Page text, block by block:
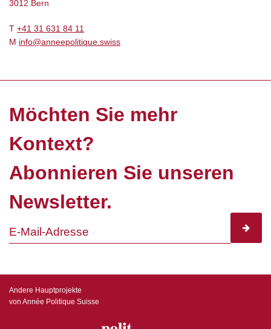
3012 Bern
T +41 31 631 84 11
M info@anneepolitique.swiss
Möchten Sie mehr
Kontext?
Abonnieren Sie unseren
Newsletter.
Andere Hauptprojekte
von Année Politique Suisse